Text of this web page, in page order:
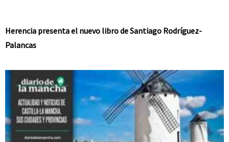
Herencia presenta el nuevo libro de Santiago Rodríguez-
Palancas